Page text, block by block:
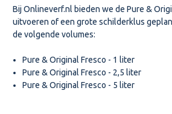
Bij Onlineverf.nl bieden we de Pure &
uitvoeren of een grote schilderklus
de volgende volumes:
Pure & Original Fresco - 1 liter
Pure & Original Fresco - 2,5 liter
Pure & Original Fresco - 5 liter